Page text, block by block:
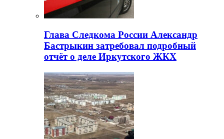
Глава Следкома России Александр
Бастрыкин затребовал подробный
отчёт о деле Иркутского ЖКХ